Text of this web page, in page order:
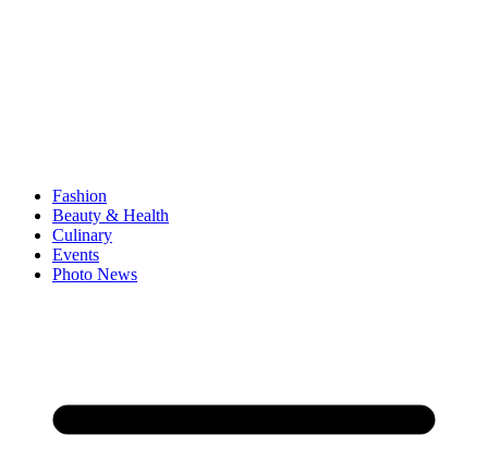
Fashion
Beauty & Health
Culinary
Events
Photo News